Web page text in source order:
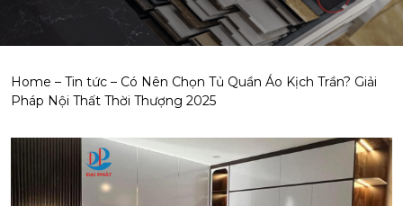
Home – Tin tức – Có Nên Chọn Tủ Quần Áo Kịch Trần? Giải
Pháp Nội Thất Thời Thượng 2025